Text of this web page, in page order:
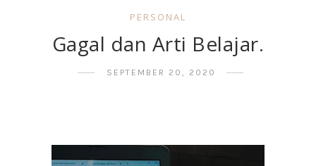
PERSONAL
Gagal dan Arti Belajar.
SEPTEMBER 20, 2020